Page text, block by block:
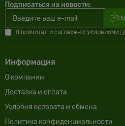
Подписаться на новости:
Я прочитал и согласен с условиями
Информация
О компании
Доставка и оплата
Условия возврата и обмена
Политика конфиденциальности